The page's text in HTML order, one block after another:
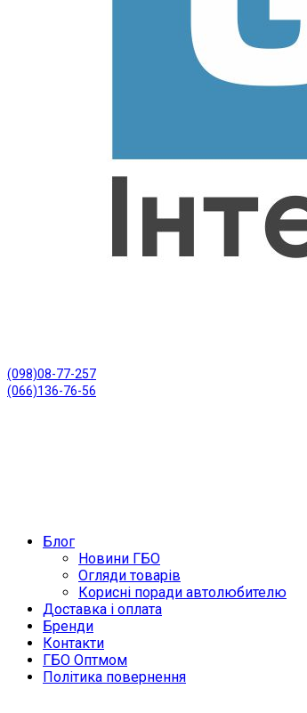
(098)08-77-257
(066)136-76-56
Блог
Новини ГБО
Огляди товарів
Корисні поради автолюбителю
Доставка і оплата
Бренди
Контакти
ГБО Оптмом
Політика повернення